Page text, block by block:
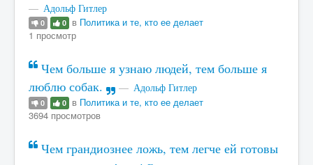
Адольф Гитлер
0 0 в Политика и те, кто ее делает
1 просмотр
Чем больше я узнаю людей, тем больше я
люблю собак.
Адольф Гитлер
0 0 в Политика и те, кто ее делает
3694 просмотров
Чем грандиознее ложь, тем легче ей готовы